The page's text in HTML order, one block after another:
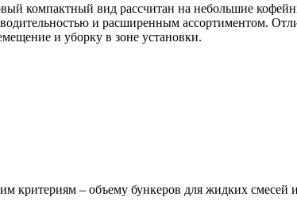
компактный вид рассчитан на небольшие
и расширенным ассортиментом.
и уборку в зоне установки.
критериям – объему бункеров для жидких смесей